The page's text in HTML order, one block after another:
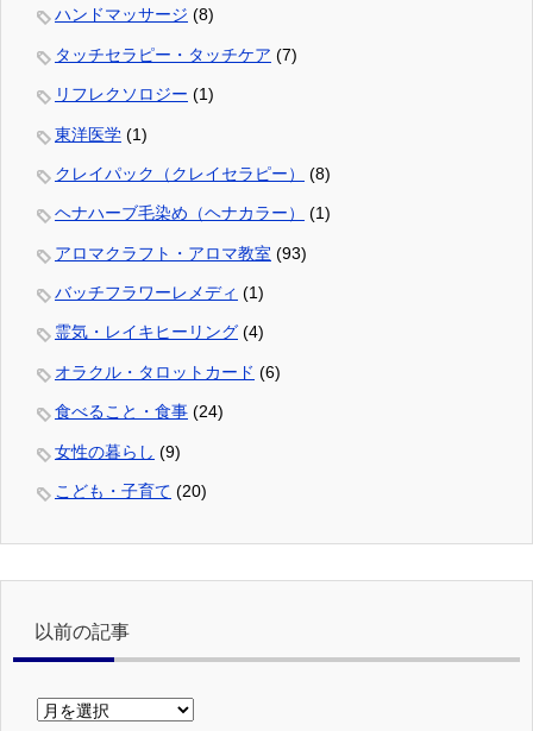
ハンドマッサージ (8)
タッチセラピー・タッチケア (7)
リフレクソロジー (1)
東洋医学 (1)
クレイパック（クレイセラピー） (8)
ヘナハーブ毛染め（ヘナカラー） (1)
アロマクラフト・アロマ教室 (93)
バッチフラワーレメディ (1)
霊気・レイキヒーリング (4)
オラクル・タロットカード (6)
食べること・食事 (24)
女性の暮らし (9)
こども・子育て (20)
以前の記事
以